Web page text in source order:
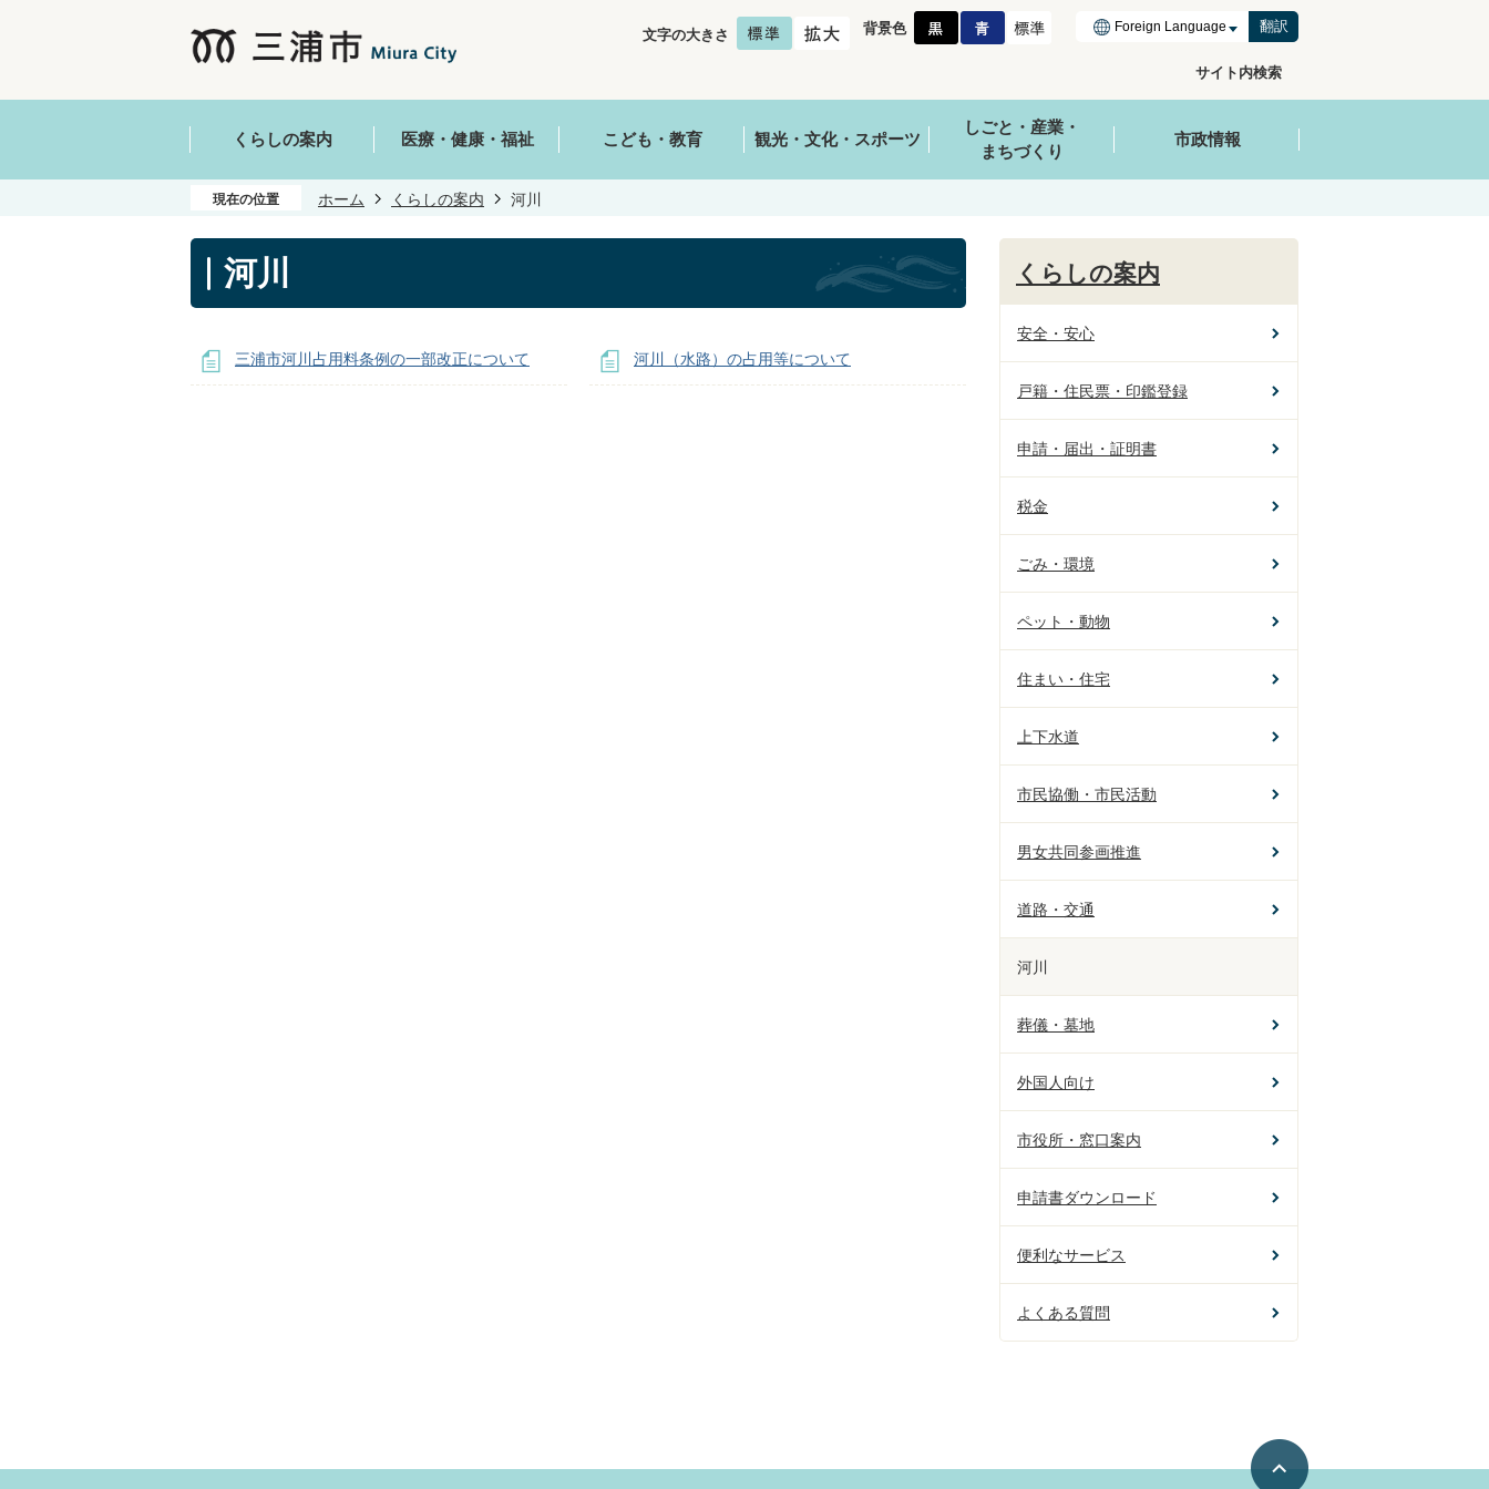
文字の大きさ 背景色 翻訳
サイト内検索
くらしの案内 医療・健康・福祉 こども・教育 観光・文化・スポーツ
しごと・産業・
まちづくり
市政情報
現在の位置 ホーム くらしの案内 河川
河川
三浦市河川占用料条例の一部改正について 河川（水路）の占用等について
くらしの案内
安全・安心
戸籍・住民票・印鑑登録
申請・届出・証明書
税金
ごみ・環境
ペット・動物
住まい・住宅
上下水道
市民協働・市民活動
男女共同参画推進
道路・交通
河川
葬儀・墓地
外国人向け
市役所・窓口案内
申請書ダウンロード
便利なサービス
よくある質問